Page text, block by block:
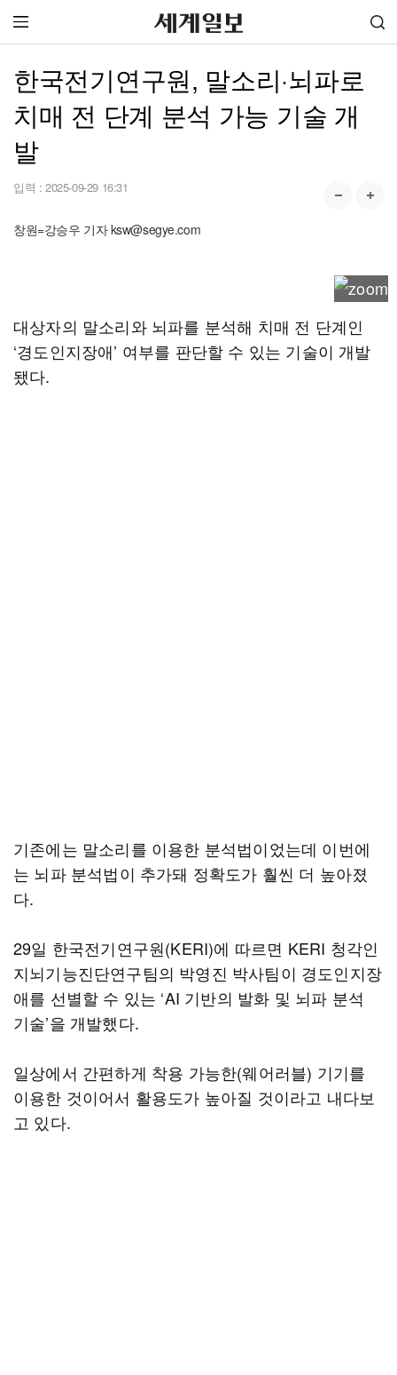
한국전기연구원, 말소리·뇌파로
치매 전 단계 분석 가능 기술 개
발
입력 : 2025-09-29 16:31
창원=강승우 기자 ksw@segye.com
대상자의 말소리와 뇌파를 분석해 치매 전 단계인
‘경도인지장애’ 여부를 판단할 수 있는 기술이 개발
됐다.
기존에는 말소리를 이용한 분석법이었는데 이번에
는 뇌파 분석법이 추가돼 정확도가 훨씬 더 높아졌
다.
29일 한국전기연구원(KERI)에 따르면 KERI 청각인
지뇌기능진단연구팀의 박영진 박사팀이 경도인지장
애를 선별할 수 있는 ‘AI 기반의 발화 및 뇌파 분석
기술’을 개발했다.
일상에서 간편하게 착용 가능한(웨어러블) 기기를
이용한 것이어서 활용도가 높아질 것이라고 내다보
고 있다.